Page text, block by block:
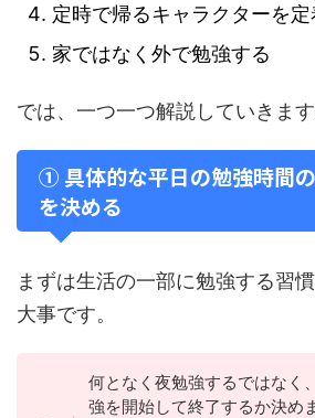
定時で帰るキャラクターを定
家ではなく外で勉強する
では、一つ一つ解説していきます
① 具体的な平日の勉強時間
を決める
まずは生活の一部に勉強する習
大事です。
何となく夜勉強するではなく
強を開始して終了するか決め